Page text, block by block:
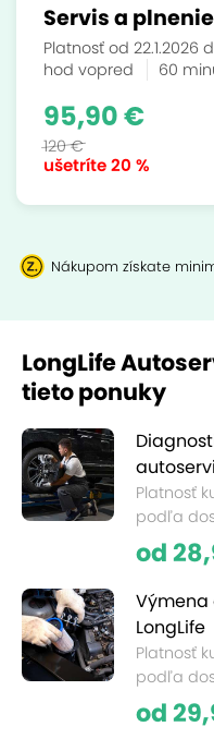
Servis a
Platnosť od 22.1.2026
hod vopred
60
ušetríte20 %
95,90 €
120 €
Nákupom získate
LongLife
tieto ponuky
Platnosť
podľa
od
Výmena
LongLife
Platnosť
podľa
od